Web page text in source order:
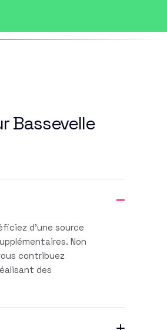
Bassevelle
d'une source
Non
contribuez
des